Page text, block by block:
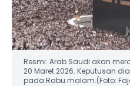
Resmi: Arab Saudi akan
20 Maret 2026. Keputusan
pada Rabu malam.(Foto: